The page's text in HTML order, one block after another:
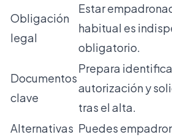
Obligación
legal
Estar
habitual es
obligatorio.
Documentos
clave
Prepara
autorización y
tras el alta.
Alternativas Puedes